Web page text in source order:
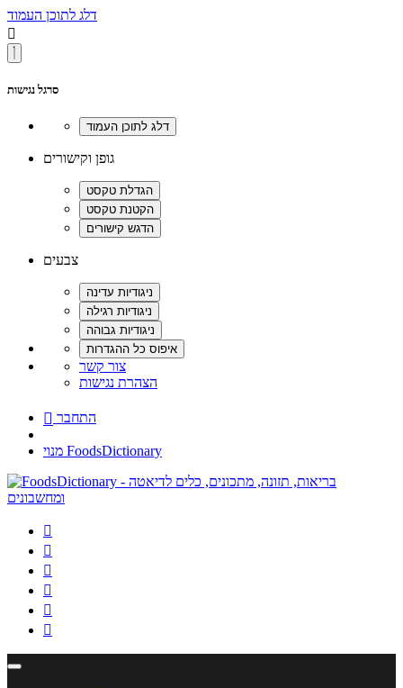
דלג לתוכן העמוד

סרגל נגישות
גופן וקישורים
צבעים
צור קשר
הצהרת נגישות
 התחבר
מנוי FoodsDictionary





